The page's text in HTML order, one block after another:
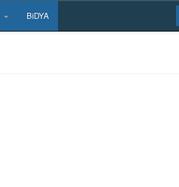
BiDYA